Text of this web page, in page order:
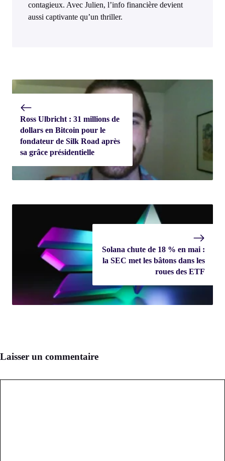
contagieux. Avec Julien, l’info financière devient
aussi captivante qu’un thriller.
Ross Ulbricht : 31 millions de
dollars en Bitcoin pour le
fondateur de Silk Road après
sa grâce présidentielle
Solana chute de 18 % en mai :
la SEC met les bâtons dans les
roues des ETF
Laisser un commentaire